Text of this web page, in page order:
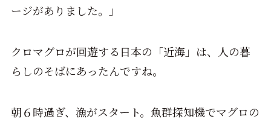
ージがありました。」
クロマグロが回遊する日本の「近海」は、人の暮
らしのそばにあったんですね。
朝６時過ぎ、漁がスタート。魚群探知機でマグロの